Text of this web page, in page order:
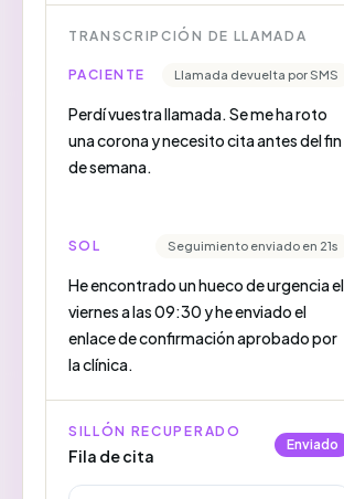
TRANSCRIPCIÓN DE LLAMADA
PACIENTE Llamada devuelta por SMS
Perdí vuestra llamada. Se me ha roto
una corona y necesito cita antes del fin
de semana.
SOL Seguimiento enviado en 21s
He encontrado un hueco de urgencia el
viernes a las 09:30 y he enviado el
enlace de confirmación aprobado por
la clínica.
SILLÓN RECUPERADO
Fila de cita
Enviado